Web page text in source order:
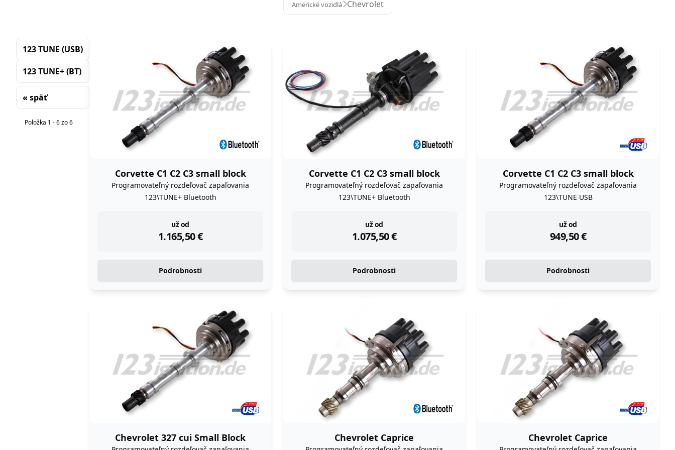
Americké vozidlá Chevrolet
123 TUNE (USB)
123 TUNE+ (BT)
« späť
Triedenie
Položka 1 - 6 zo 6
Corvette C1 C2 C3 small block
Programovateľný rozdeľovač zapaľovania
123\TUNE+ Bluetooth
už od
1.165,50€
instock
Podrobnosti
Corvette C1 C2 C3 small block
Programovateľný rozdeľovač zapaľovania
123\TUNE+ Bluetooth
už od
1.075,50€
instock
Podrobnosti
Corvette C1 C2 C3 small block
Programovateľný rozdeľovač zapaľovania
123\TUNE USB
už od
949,50€
instock
Podrobnosti
Chevrolet 327 cui Small Block Chevrolet Caprice Chevrolet Caprice